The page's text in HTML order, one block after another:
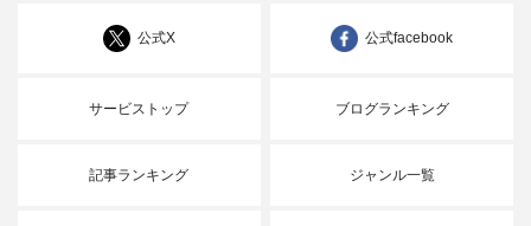
公式X 公式facebook
サービストップ ブログランキング
記事ランキング ジャンル一覧